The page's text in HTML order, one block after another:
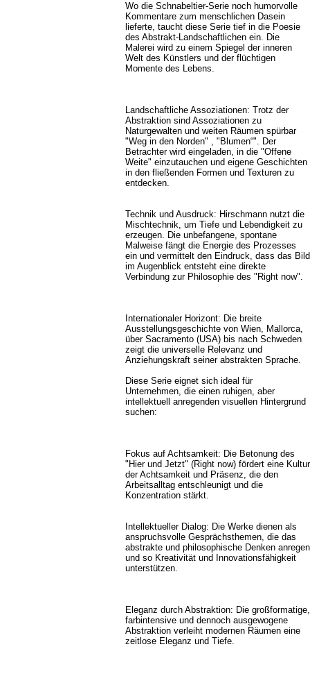
Wo die Schnabeltier-Serie noch humorvolle
Kommentare zum menschlichen Dasein
lieferte, taucht diese Serie tief in die Poesie
des Abstrakt-Landschaftlichen ein. Die
Malerei wird zu einem Spiegel der inneren
Welt des Künstlers und der flüchtigen
Momente des Lebens.
Landschaftliche Assoziationen: Trotz der
Abstraktion sind Assoziationen zu
Naturgewalten und weiten Räumen spürbar
"Weg in den Norden" , "Blumen“". Der
Betrachter wird eingeladen, in die "Offene
Weite" einzutauchen und eigene Geschichten
in den fließenden Formen und Texturen zu
entdecken.
Technik und Ausdruck: Hirschmann nutzt die
Mischtechnik, um Tiefe und Lebendigkeit zu
erzeugen. Die unbefangene, spontane
Malweise fängt die Energie des Prozesses
ein und vermittelt den Eindruck, dass das Bild
im Augenblick entsteht eine direkte
Verbindung zur Philosophie des "Right now".
Internationaler Horizont: Die breite
Ausstellungsgeschichte von Wien, Mallorca,
über Sacramento (USA) bis nach Schweden
zeigt die universelle Relevanz und
Anziehungskraft seiner abstrakten Sprache.
Diese Serie eignet sich ideal für
Unternehmen, die einen ruhigen, aber
intellektuell anregenden visuellen Hintergrund
suchen:
Fokus auf Achtsamkeit: Die Betonung des
"Hier und Jetzt" (Right now) fördert eine Kultur
der Achtsamkeit und Präsenz, die den
Arbeitsalltag entschleunigt und die
Konzentration stärkt.
Intellektueller Dialog: Die Werke dienen als
anspruchsvolle Gesprächsthemen, die das
abstrakte und philosophische Denken anregen
und so Kreativität und Innovationsfähigkeit
unterstützen.
Eleganz durch Abstraktion: Die großformatige,
farbintensive und dennoch ausgewogene
Abstraktion verleiht modernen Räumen eine
zeitlose Eleganz und Tiefe.